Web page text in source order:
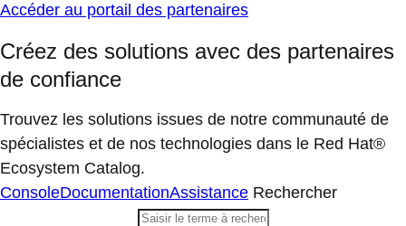
Accéder au portail des partenaires
Créez des solutions avec des partenaires
de confiance
Trouvez les solutions issues de notre communauté de
spécialistes et de nos technologies dans le Red Hat®
Ecosystem Catalog.
ConsoleDocumentationAssistance Rechercher